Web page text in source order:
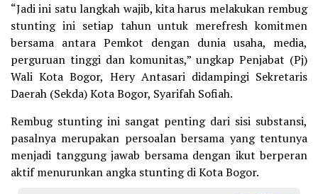
“Jadi ini satu langkah wajib, kita harus melakukan rembug
stunting ini setiap tahun untuk merefresh komitmen
bersama antara Pemkot dengan dunia usaha, media,
perguruan tinggi dan komunitas,” ungkap Penjabat (Pj)
Wali Kota Bogor, Hery Antasari didampingi Sekretaris
Daerah (Sekda) Kota Bogor, Syarifah Sofiah.
Rembug stunting ini sangat penting dari sisi substansi,
pasalnya merupakan persoalan bersama yang tentunya
menjadi tanggung jawab bersama dengan ikut berperan
aktif menurunkan angka stunting di Kota Bogor.